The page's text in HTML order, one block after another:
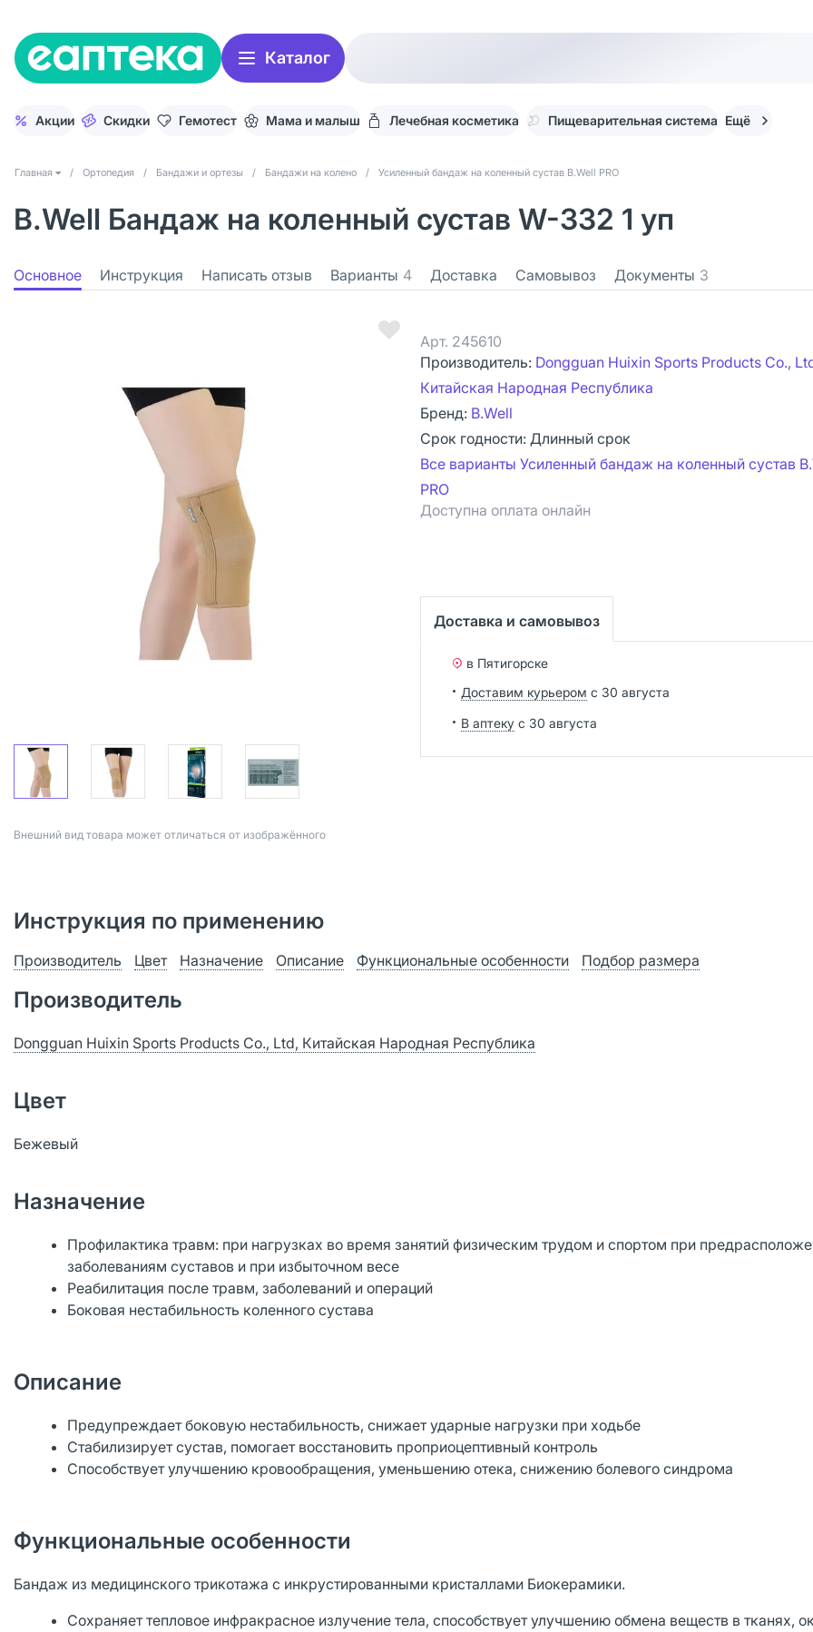
Каталог
Акции Скидки Гемотест Мама и малыш Лечебная косметика Пищеварительная система Ещё
Главная / Ортопедия / Бандажи и ортезы / Бандажи на колено / Усиленный бандаж на коленный сустав B.Well PRO
B.Well Бандаж на коленный сустав W-332 1 уп
Основное Инструкция Написать отзыв Варианты 4 Доставка Самовывоз Документы 3
Bнешний вид товара может отличаться от изображённого
Арт. 245610
Производитель: Dongguan Huixin Sports Products Co.,
Китайская Народная Республика
Бренд: B.Well
Срок годности: Длинный срок
Все варианты Усиленный бандаж на коленный сустав
PRO
Доступна оплата онлайн
Доставка и самовывоз
в Пятигорске
Доставим курьером с 30 августа
В аптеку с 30 августа
Инструкция по применению
Производитель Цвет Назначение Описание Функциональные особенности Подбор размера
Производитель
Dongguan Huixin Sports Products Co., Ltd, Китайская Народная Республика
Цвет
Бежевый
Назначение
Профилактика травм: при нагрузках во время занятий физическим трудом и спортом при
заболеваниям суставов и при избыточном весе
Реабилитация после травм, заболеваний и операций
Боковая нестабильность коленного сустава
Описание
Предупреждает боковую нестабильность, снижает ударные нагрузки при ходьбе
Стабилизирует сустав, помогает восстановить проприоцептивный контроль
Способствует улучшению кровообращения, уменьшению отека, снижению болевого синдрома
Функциональные особенности
Бандаж из медицинского трикотажа с инкрустированными кристаллами Биокерамики.
Сохраняет тепловое инфракрасное излучение тела, способствует улучшению обмена веществ в тканях,